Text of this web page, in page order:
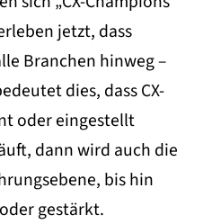
jetzt, dass
Branchen hinweg –
dies, dass CX-
oder eingestellt
dann wird auch die
bis hin
gestärkt.